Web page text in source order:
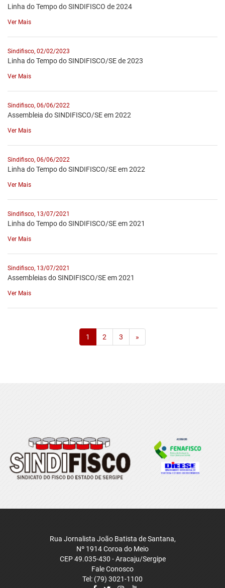
Linha do Tempo do SINDIFISCO de 2024
Ver Mais
Sindifisco, 02/02/2023
Linha do Tempo do SINDIFISCO/SE de 2023
Ver Mais
Sindifisco, 06/06/2022
Assembleia do SINDIFISCO/SE em 2022
Ver Mais
Sindifisco, 06/06/2022
Linha do Tempo do SINDIFISCO/SE em 2022
Ver Mais
Sindifisco, 13/07/2021
Linha do Tempo do SINDIFISCO/SE em 2021
Ver Mais
Sindifisco, 13/07/2021
Assembleias do SINDIFISCO/SE em 2021
Ver Mais
1 2 3 »
Rua Jornalista João Batista de Santana,
Nº 1914 Coroa do Meio
CEP 49.035-430 - Aracaju/Sergipe
Fale Conosco
Tel: (79) 3021-1100